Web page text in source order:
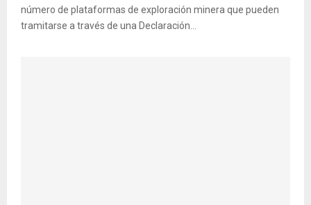
número de plataformas de exploración minera que pueden
tramitarse a través de una Declaración...